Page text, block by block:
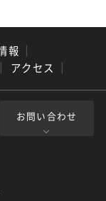
報 ｜
｜ アクセス ｜
お問い合わせ